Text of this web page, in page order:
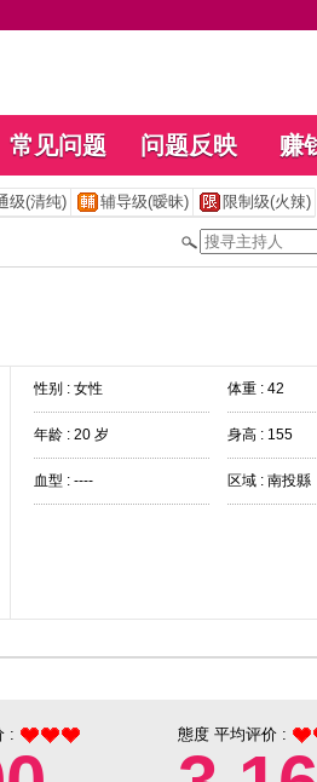
常见问题 问题反映 赚
级(清纯) 辅导级(暧昧) 限制级(火辣)
性别 : 女性 体重 : 42
年龄 : 20 岁 身高 : 155
血型 : ---- 区域 : 南投縣
: 態度 平均评价 :